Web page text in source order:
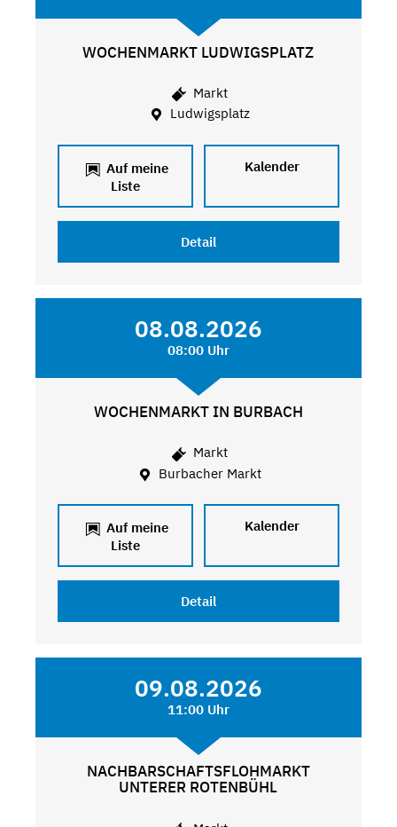
WOCHENMARKT LUDWIGSPLATZ
Markt
Ludwigsplatz
Auf meine
Liste
Kalender
Detail
08.08.2026
08:00 Uhr
WOCHENMARKT IN BURBACH
Markt
Burbacher Markt
Auf meine
Liste
Kalender
Detail
09.08.2026
11:00 Uhr
NACHBARSCHAFTSFLOHMARKT
UNTERER ROTENBÜHL